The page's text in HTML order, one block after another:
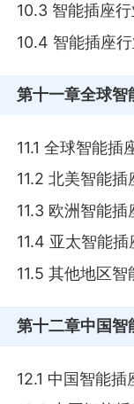
10.3 智能插座
10.4 智能插座
第十一章全球智
11.1 全球智能插
11.2 北美智能
11.3 欧洲智能
11.4 亚太智能
11.5 其他地区
第十二章中国智
12.1 中国智能